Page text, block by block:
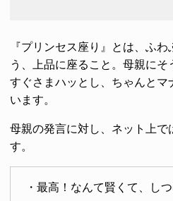
『プリンセス座り』とは、ふ
う、上品に座ること。母親に
すぐさまハッとし、ちゃんとマ
います。
母親の発言に対し、ネット上で
す。
・最高！なんて賢くて、し